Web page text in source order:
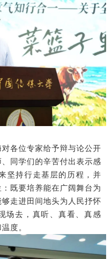
各位专家给予辩与论公开
同学们的辛苦付出表示感
坚持行走基层的历程，并
既要培养能在广阔舞台为
走进田间地头为人民抒怀
场去，真听、真看、真感
度。